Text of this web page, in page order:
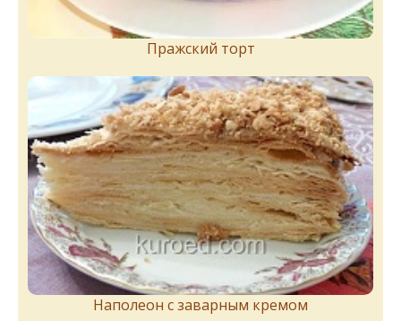
Пражский торт
Наполеон с заварным кремом